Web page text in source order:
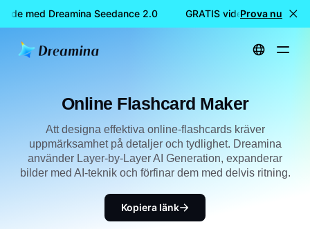
med Dreamina Seedance 2.0 GRATIS videoskapande
Prova nu
Hem Skapa Online Flashcard Maker
Online Flashcard Maker
Att designa effektiva online-flashcards kräver
uppmärksamhet på detaljer och tydlighet. Dreamina
använder Layer-by-Layer AI Generation, expanderar
bilder med AI-teknik och förfinar dem med delvis ritning.
Kopiera länk